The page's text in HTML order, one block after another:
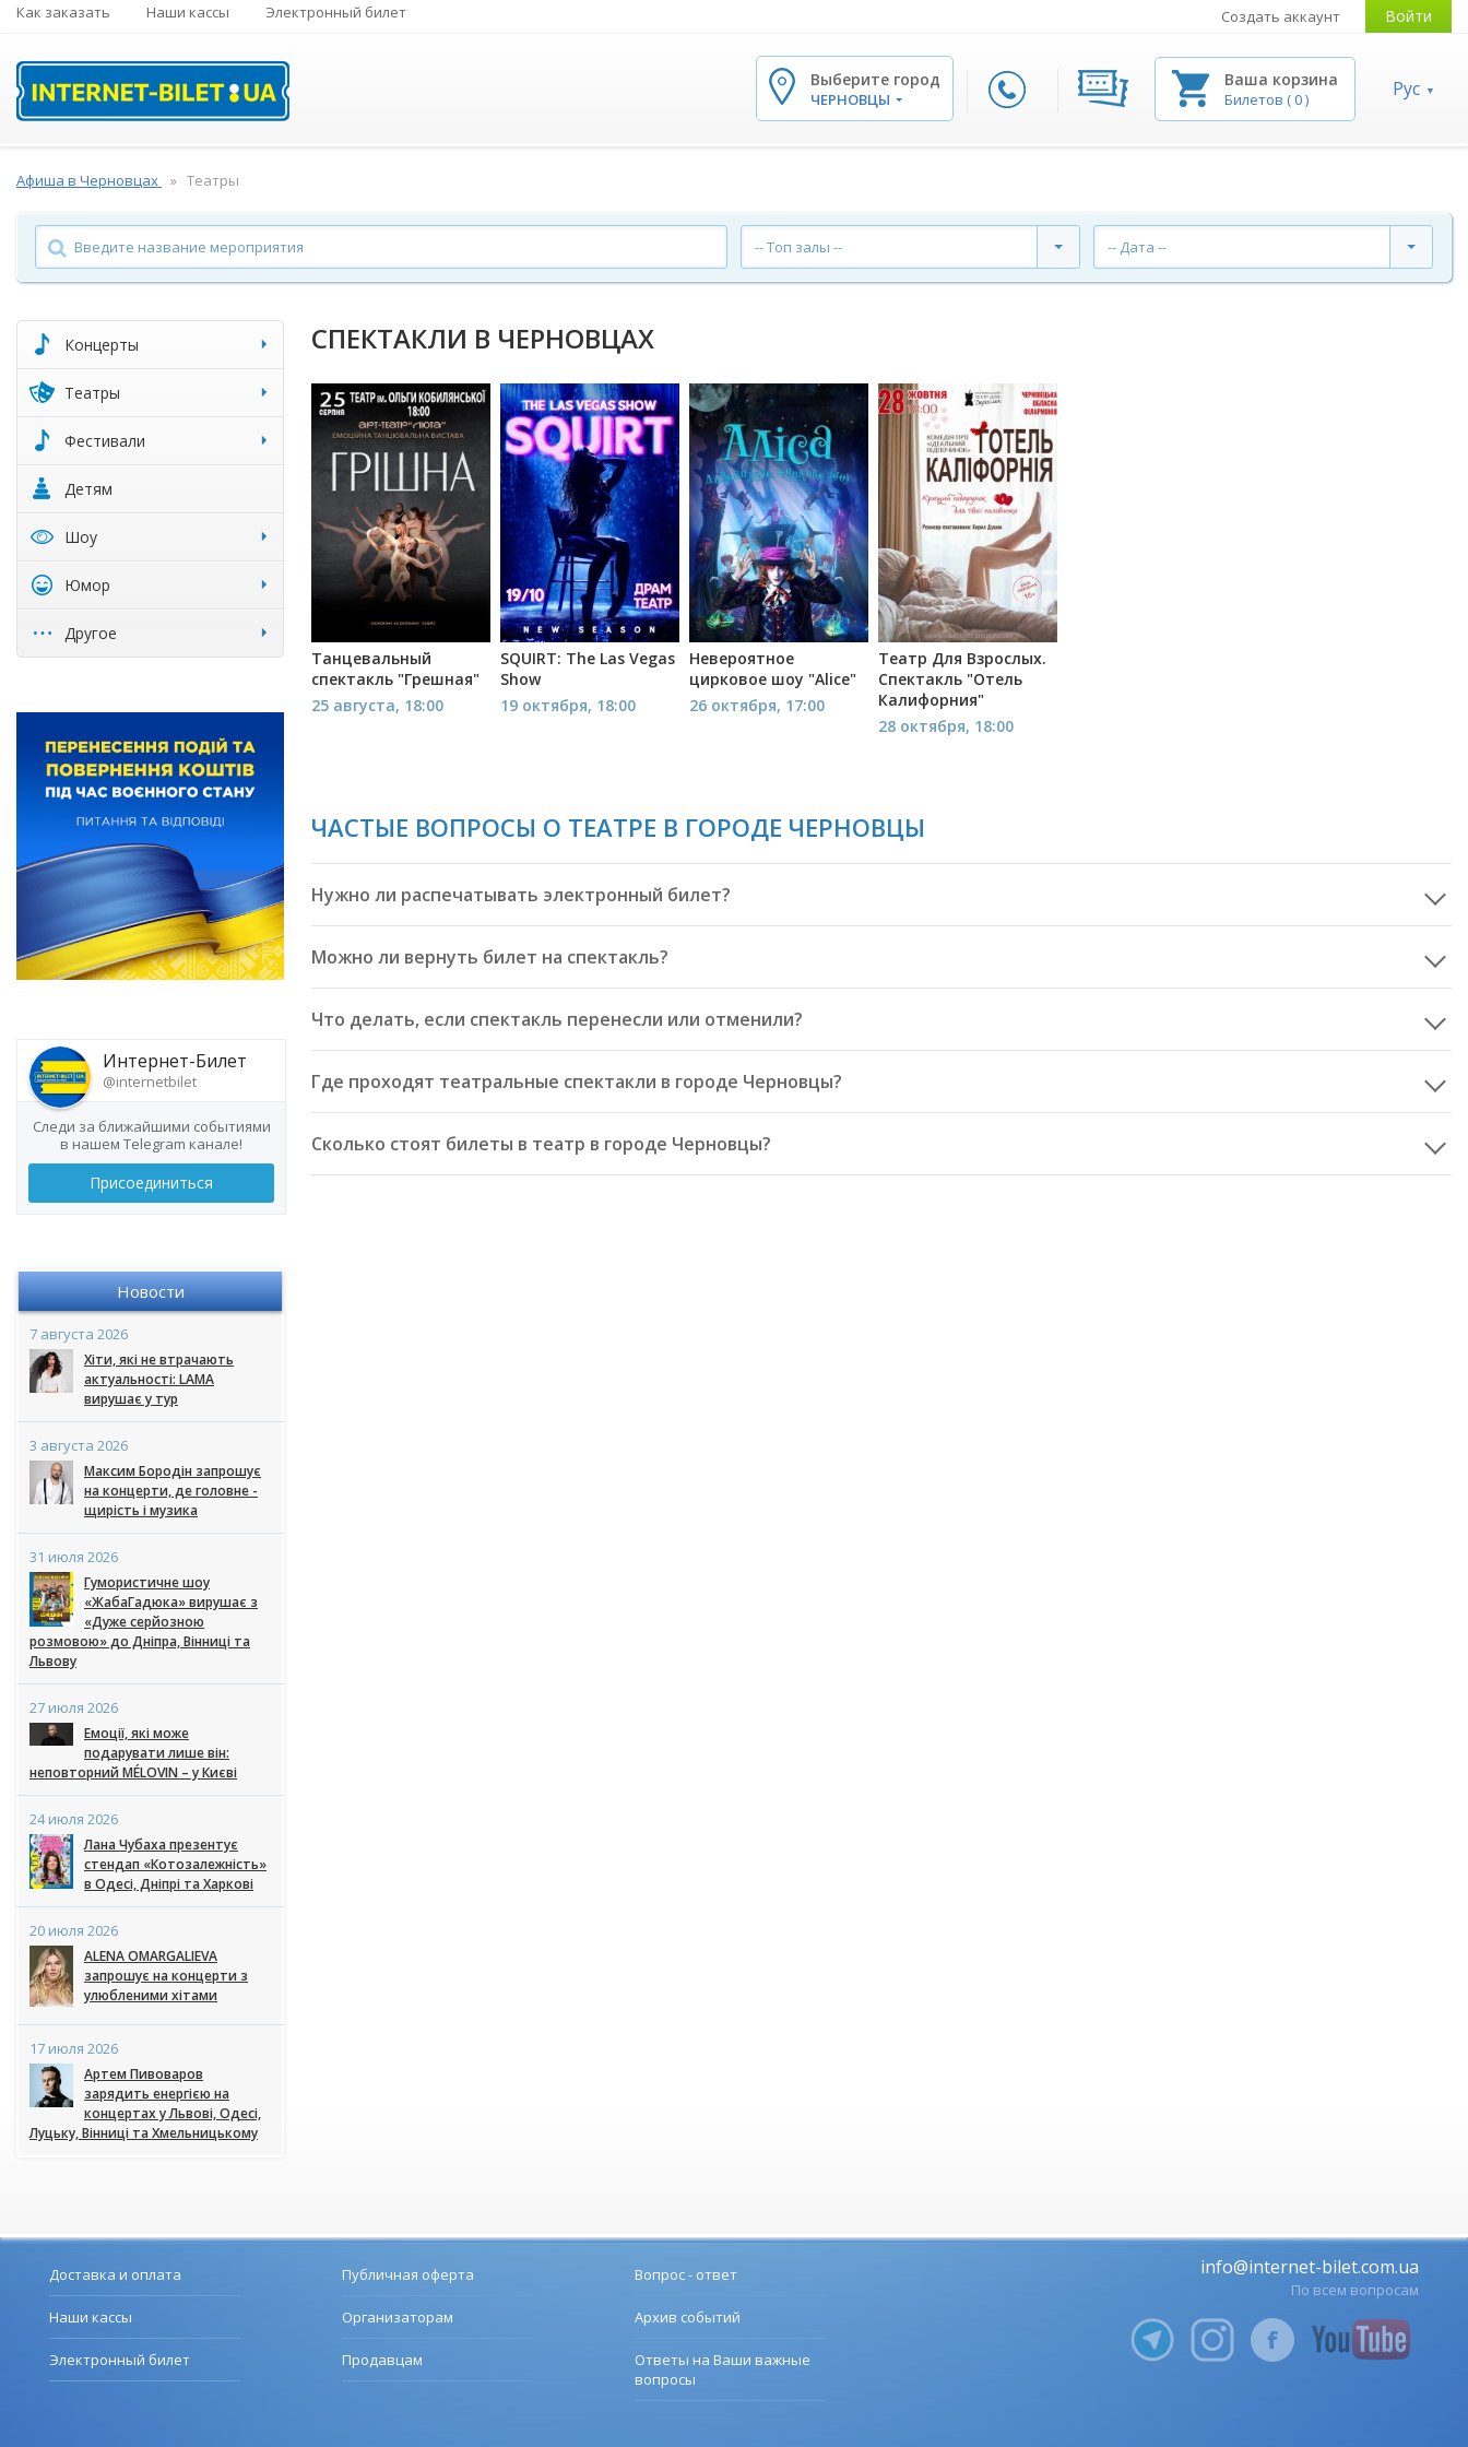
Как заказать Наши кассы Электронный билет Создать аккаунт Войти
Выберите город
ЧЕРНОВЦЫ
Ваша корзина
Билетов (0) Рус
Афиша в Черновцах Театры
-- Топ залы -- -- Дата --
Концерты
Театры
Фестивали
Детям
Шоу
Юмор
Другое
Интернет-Билет
@internetbilet
Следи за ближайшими событиями
в нашем Telegram канале!
Присоединиться
Новости
7 августа 2026
Хіти, які не втрачають
актуальності: LAMA
вирушає у тур
3 августа 2026
Максим Бородін запрошує
на концерти, де головне -
щирість і музика
31 июля 2026
Гумористичне шоу
«ЖабаГадюка» вирушає з
«Дуже серйозною
розмовою» до Дніпра, Вінниці та
Львову
27 июля 2026
Емоції, які може
подарувати лише він:
неповторний MÉLOVIN – у Києві
24 июля 2026
Лана Чубаха презентує
стендап «Котозалежність»
в Одесі, Дніпрі та Харкові
20 июля 2026
ALENA OMARGALIEVA
запрошує на концерти з
улюбленими хітами
17 июля 2026
Артем Пивоваров
зарядить енергією на
концертах у Львові, Одесі,
Луцьку, Вінниці та Хмельницькому
СПЕКТАКЛИ В ЧЕРНОВЦАХ
Танцевальный
спектакль "Грешная"
25 августа, 18:00
SQUIRT: The Las Vegas
Show
19 октября, 18:00
Невероятное
цирковое шоу "Alice"
26 октября, 17:00
Театр Для Взрослых.
Спектакль "Отель
Калифорния"
28 октября, 18:00
ЧАСТЫЕ ВОПРОСЫ О ТЕАТРЕ В ГОРОДЕ ЧЕРНОВЦЫ
Нужно ли распечатывать электронный билет?
Можно ли вернуть билет на спектакль?
Что делать, если спектакль перенесли или отменили?
Где проходят театральные спектакли в городе Черновцы?
Сколько стоят билеты в театр в городе Черновцы?
Доставка и оплата
Наши кассы
Электронный билет
Публичная оферта
Организаторам
Продавцам
Вопрос - ответ
Архив событий
Ответы на Ваши важные
вопросы
info@internet-bilet.com.ua
По всем вопросам